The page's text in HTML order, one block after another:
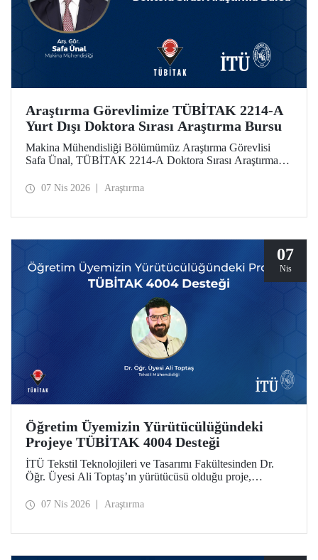
Araştırma Görevlimize TÜBİTAK 2214-A
Yurt Dışı Doktora Sırası Araştırma Bursu
Makina Mühendisliği Bölümümüz Araştırma Görevlisi
Safa Ünal, TÜBİTAK 2214-A Doktora Sırası Araştırma
07 Nis 2026 Araştırma
07
Nis
Öğretim Üyemizin Yürütücülüğündeki
Projeye TÜBİTAK 4004 Desteği
İTÜ Tekstil Teknolojileri ve Tasarımı Fakültesinden Dr.
Öğr. Üyesi Ali Toptaş’ın yürütücüsü olduğu proje,
Destekleme Programı kapsamında desteklenmeye hak
07 Nis 2026 Araştırma